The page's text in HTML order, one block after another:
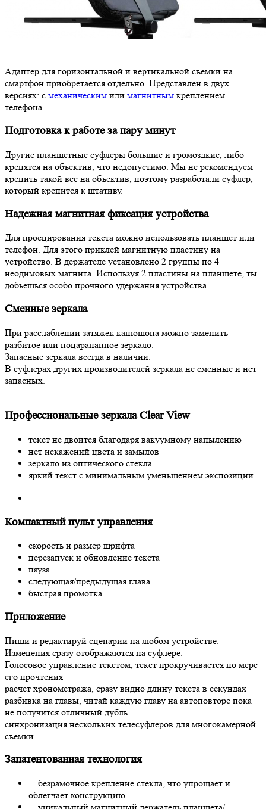
Адаптер для горизонтальной и вертикальной съемки на
смартфон приобретается отдельно. Представлен в двух
версиях: с механическим или магнитным креплением
телефона.
Подготовка к работе за пару минут
Другие планшетные суфлеры большие и громоздкие, либо
крепятся на объектив, что недопустимо. Мы не рекомендуем
крепить такой вес на объектив, поэтому разработали суфлер,
который крепится к штативу.
Надежная магнитная фиксация устройства
Для проецирования текста можно использовать планшет или
телефон. Для этого приклей магнитную пластину на
устройство. В держателе установлено 2 группы по 4
неодимовых магнита. Используя 2 пластины на планшете, ты
добьешься особо прочного удержания устройства.
Сменные зеркала
При расслаблении затяжек капюшона можно заменить
разбитое или поцарапанное зеркало.
Запасные зеркала всегда в наличии.
В суфлерах других производителей зеркала не сменные и нет
запасных.
Профессиональные зеркала Clear View
текст не двоится благодаря вакуумному напылению
нет искажений цвета и замылов
зеркало из оптического стекла
яркий текст с минимальным уменьшением экспозиции
Компактный пульт управления
скорость и размер шрифта
перезапуск и обновление текста
пауза
следующая/предыдущая глава
быстрая промотка
Приложение
Пиши и редактируй сценарии на любом устройстве.
Изменения сразу отображаются на суфлере.
Голосовое управление текстом, текст прокручивается по мере
его прочтения
расчет хронометража, сразу видно длину текста в секундах
разбивка на главы, читай каждую главу на автоповторе пока
не получится отличный дубль
синхронизация нескольких телесуфлеров для многокамерной
съемки
Запатентованная технология
безрамочное крепление стекла, что упрощает и
облегчает конструкцию